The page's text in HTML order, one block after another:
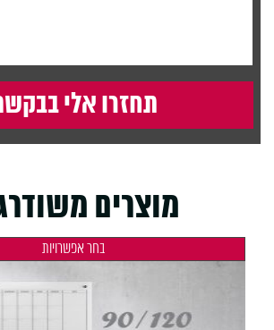
מוצרים
בחר אפשרויות